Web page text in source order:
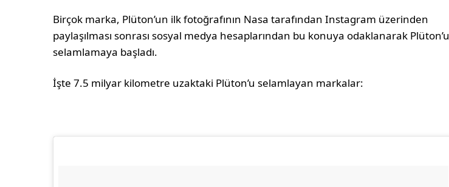
Birçok marka, Plüton’un ilk fotoğrafının Nasa tarafından Instagram üzerinden
paylaşılması sonrası sosyal medya hesaplarından bu konuya odaklanarak Plüton’u
selamlamaya başladı.
İşte 7.5 milyar kilometre uzaktaki Plüton’u selamlayan markalar: